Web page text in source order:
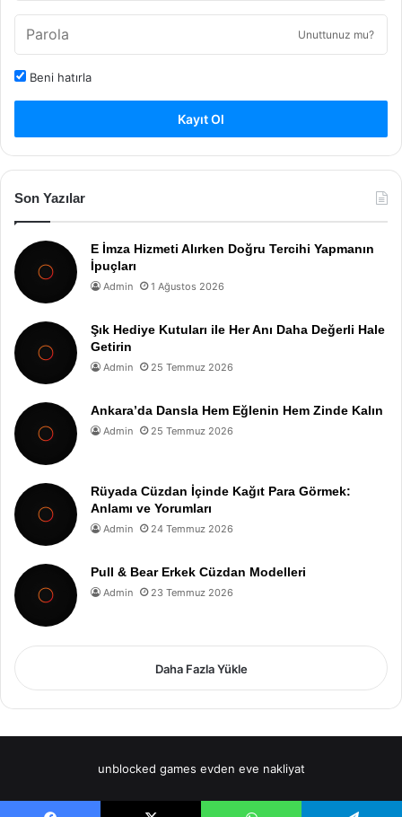
Unuttunuz mu?
Beni hatırla
Kayıt Ol
Son Yazılar
E İmza Hizmeti Alırken Doğru Tercihi Yapmanın
İpuçları
Admin 1 Ağustos 2026
Şık Hediye Kutuları ile Her Anı Daha Değerli Hale
Getirin
Admin 25 Temmuz 2026
Ankara’da Dansla Hem Eğlenin Hem Zinde Kalın
Admin 25 Temmuz 2026
Rüyada Cüzdan İçinde Kağıt Para Görmek:
Anlamı ve Yorumları
Admin 24 Temmuz 2026
Pull & Bear Erkek Cüzdan Modelleri
Admin 23 Temmuz 2026
Daha Fazla Yükle
unblocked games evden eve nakliyat